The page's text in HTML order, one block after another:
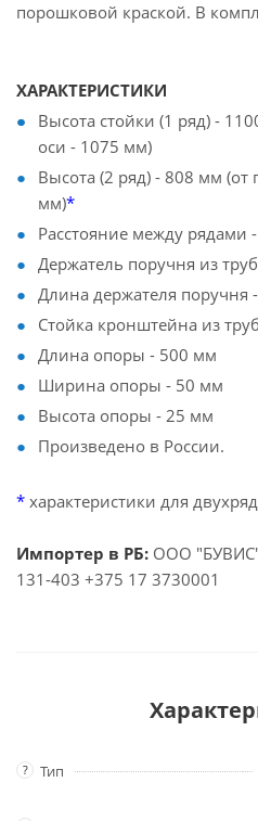
порошковой краской. В
ХАРАКТЕРИСТИКИ
Высота стойки (1 ряд) -
оси - 1075 мм)
Высота (2 ряд) - 808 мм
мм)*
Расстояние между рядами
Держатель поручня из
Длина держателя поручня
Стойка кронштейна из
Длина опоры - 500 мм
Ширина опоры - 50 мм
Высота опоры - 25 мм
Произведено в России.
* характеристики для
Импортер в РБ: ООО "БУВИС"
131-403 +375 17 3730001
? Тип